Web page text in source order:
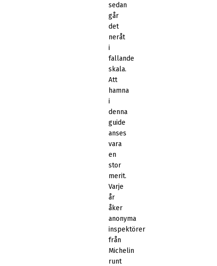
sedan
går
det
neråt
i
fallande
skala.
Att
hamna
i
denna
guide
anses
vara
en
stor
merit.
Varje
år
åker
anonyma
inspektörer
från
Michelin
runt